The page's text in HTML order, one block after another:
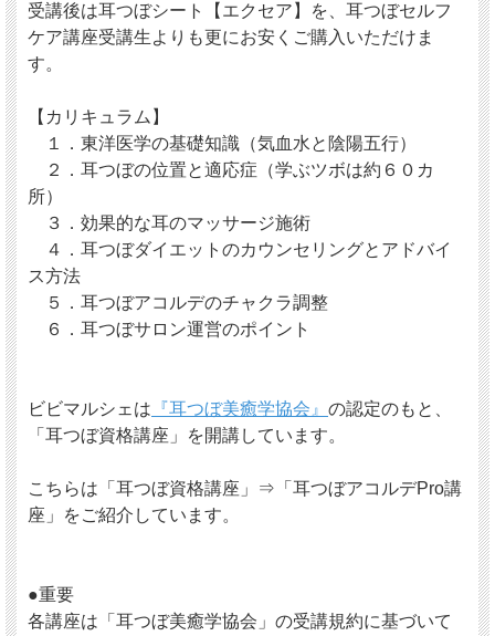
受講後は耳つぼシート【エクセア】を、耳つぼセルフ
ケア講座受講生よりも更にお安くご購入いただけま
す。
【カリキュラム】
１．東洋医学の基礎知識（気血水と陰陽五行）
２．耳つぼの位置と適応症（学ぶツボは約６０カ
所）
３．効果的な耳のマッサージ施術
４．耳つぼダイエットのカウンセリングとアドバイ
ス方法
５．耳つぼアコルデのチャクラ調整
６．耳つぼサロン運営のポイント
ビビマルシェは 『耳つぼ美癒学協会』 の認定のもと、
「耳つぼ資格講座」を開講しています。
こちらは「耳つぼ資格講座」⇒「耳つぼアコルデPro講
座」をご紹介しています。
●重要
各講座は「耳つぼ美癒学協会」の受講規約に基づいて